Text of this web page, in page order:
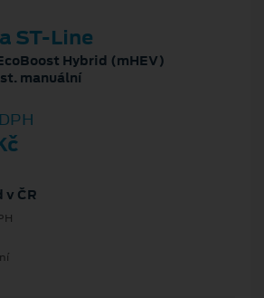
ST-Line
Hybrid (mHEV)
manuální
v ČR